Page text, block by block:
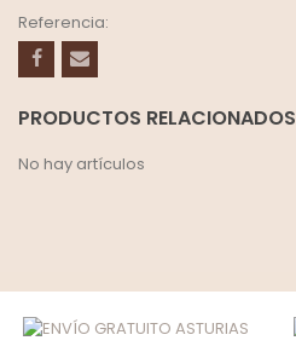
Referencia:
PRODUCTOS RELACIONADOS
No hay artículos